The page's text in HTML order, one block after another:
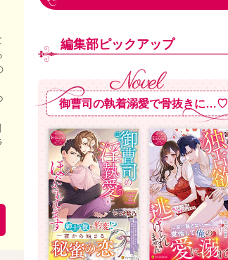
編集部ピックアップ
御曹司の執着溺愛で骨抜きに…♡